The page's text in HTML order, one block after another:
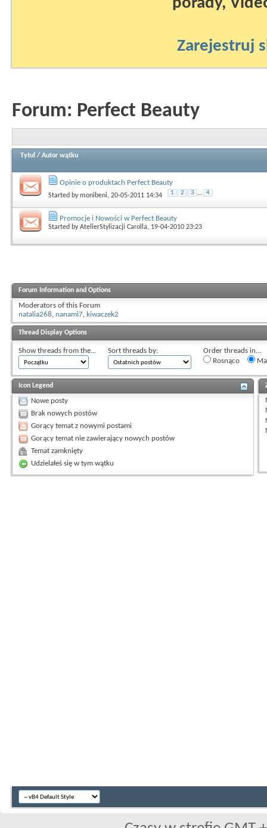
Zarejestruj
Forum: Perfect Beauty
Tytuł / Autor wątku
Opinie o produktach Perfect Beauty
Started bymonibeni, 20-05-2011 14:34 1 2 3 ... 4
Promocje i Nowości w Perfect Beauty
Started byAtelierStylizacji Carolla, 19-04-2010 23:23
Forum Information and Options
Moderators of this Forum
natalia268, nanami7, kiwaczek2
Thread Display Options
Show threads from the... Sort threads by:
Order threads in...
Rosnąco
Icon Legend
Nowe posty
Brak nowych postów
Gorący temat z nowymi postami
Gorący temat nie zawierający nowych postów
Temat zamknięty
Udzielałeś się w tym wątku